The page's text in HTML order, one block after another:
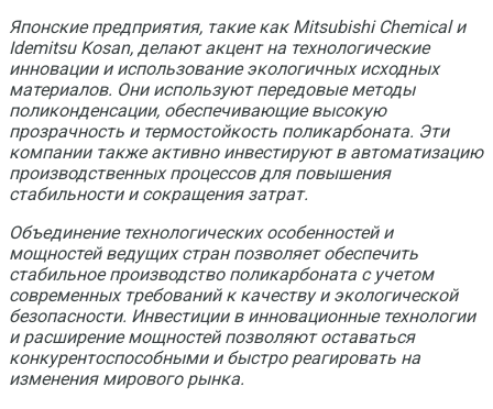
Японские предприятия, такие как Mitsubishi Chemical и
Idemitsu Kosan, делают акцент на технологические
инновации и использование экологичных исходных
материалов. Они используют передовые методы
поликонденсации, обеспечивающие высокую
прозрачность и термостойкость поликарбоната. Эти
компании также активно инвестируют в автоматизацию
производственных процессов для повышения
стабильности и сокращения затрат.
Объединение технологических особенностей и
мощностей ведущих стран позволяет обеспечить
стабильное производство поликарбоната с учетом
современных требований к качеству и экологической
безопасности. Инвестиции в инновационные технологии
и расширение мощностей позволяют оставаться
конкурентоспособными и быстро реагировать на
изменения мирового рынка.